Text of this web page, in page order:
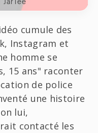
cumule des
Instagram et
homme se
15 ans" raconter
de police
une histoire
lui,
contacté les